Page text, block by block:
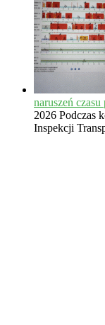
naruszeń
2026 Podczas
Inspekcji